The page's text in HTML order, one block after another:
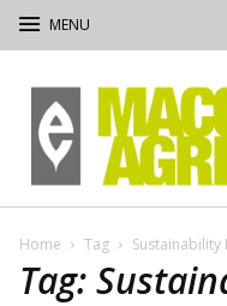
Macchine
Agricole
Home Tag Sustainability
Tag: